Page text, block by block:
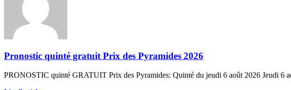
Pronostic quinté gratuit Prix des Pyramides 2026
PRONOSTIC quinté GRATUIT Prix des Pyramides: Quinté du jeudi 6 août 2026 Jeudi 6